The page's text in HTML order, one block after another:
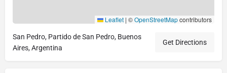
Leaflet | ©OpenStreetMapcontributors
San Pedro, Partido de San Pedro, Buenos
Aires, Argentina
Get Directions